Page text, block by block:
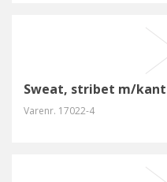
Sweat, stribet m/kant
Varenr. 17022-4